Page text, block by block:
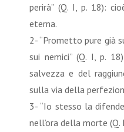
perirà” (Q. I, p. 18):
eterna.
2- “Prometto pure già
sui nemici” (Q. I, p.
salvezza e del
sulla via della
3- “Io stesso la
nell’ora della morte (Q.